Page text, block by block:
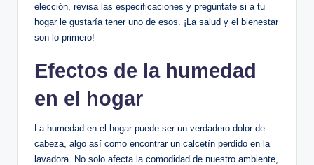
elección, revisa las‍ especificaciones y pregúntate si a tu
hogar le‍ gustaría tener uno de esos. ¡La salud y el bienestar‌
son lo ‌primero!
Efectos de la humedad
en el ⁤hogar
La humedad en el hogar puede ser un‌ verdadero dolor⁢ de
cabeza, algo así como encontrar un calcetín perdido en la
lavadora. No solo afecta ‌la comodidad de nuestro ambiente,